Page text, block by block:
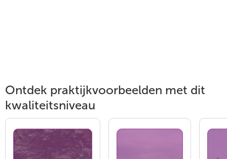
Ontdek praktijkvoorbeelden met dit
kwaliteitsniveau